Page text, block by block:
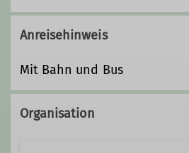
Anreisehinweis
Mit Bahn und Bus
Organisation